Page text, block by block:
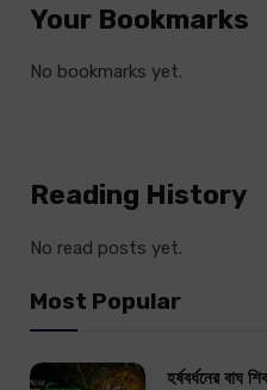
Your Bookmarks
No bookmarks yet.
Reading History
No read posts yet.
Most Popular
হর্ষবর্ধনের বাঘ